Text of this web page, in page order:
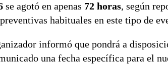
se agotó en apenas 72 horas, según
habituales en este tipo de
informó que pondrá a
una fecha específica para el